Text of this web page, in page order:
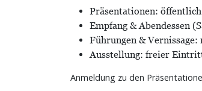
Präsentationen: öffentlich
Empfang & Abendessen
Führungen &
Ausstellung: freier
Anmeldung zu den